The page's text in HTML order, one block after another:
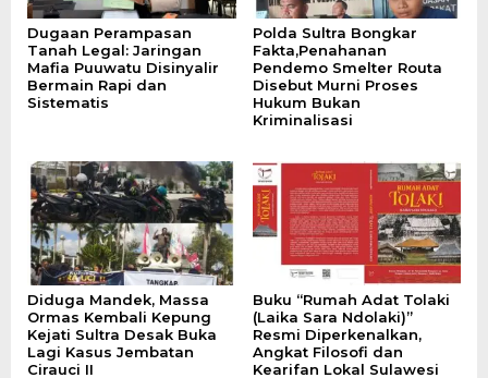
Dugaan Perampasan
Tanah Legal: Jaringan
Mafia Puuwatu Disinyalir
Bermain Rapi dan
Sistematis
Polda Sultra Bongkar
Fakta,Penahanan
Pendemo Smelter Routa
Disebut Murni Proses
Hukum Bukan
Kriminalisasi
Diduga Mandek, Massa
Ormas Kembali Kepung
Kejati Sultra Desak Buka
Lagi Kasus Jembatan
Cirauci II
Buku “Rumah Adat Tolaki
(Laika Sara Ndolaki)”
Resmi Diperkenalkan,
Angkat Filosofi dan
Kearifan Lokal Sulawesi